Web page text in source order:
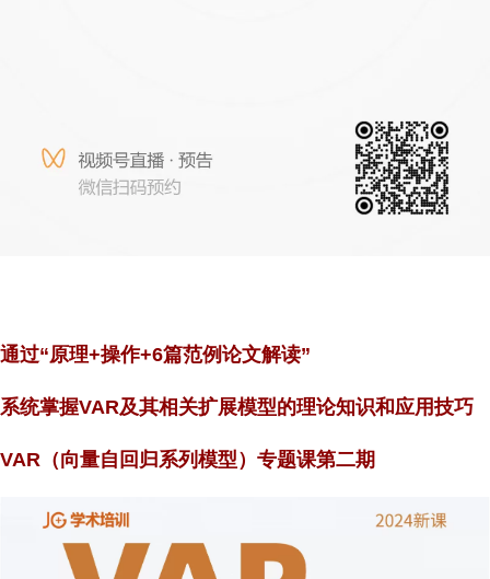
通过“原理+操作+6篇范例论文解读”
系统掌握VAR及其相关扩展模型的理论知识和应用技巧
VAR （向量自回归系列模型）专题课第二期